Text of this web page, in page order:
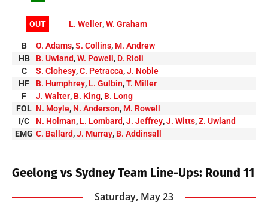
OUT L. Weller,W. Graham
B O. Adams,S. Collins, M. Andrew
HB
B. Uwland,W. Powell , D. Rioli
C
S. Clohesy,C. Petracca,J. Noble
HF
B. Humphrey, L. Gulbin,T. Miller
F
J. Walter, B. King, B. Long
FOL N. Moyle, N. Anderson, M. Rowell
I/C
N. Holman, L. Lombard,J. Jeffrey,J. Witts,Z. Uwland
EMG C. Ballard,J. Murray, B. Addinsall
Geelong vs Sydney Team Line-Ups: Round 11
Saturday, May 23